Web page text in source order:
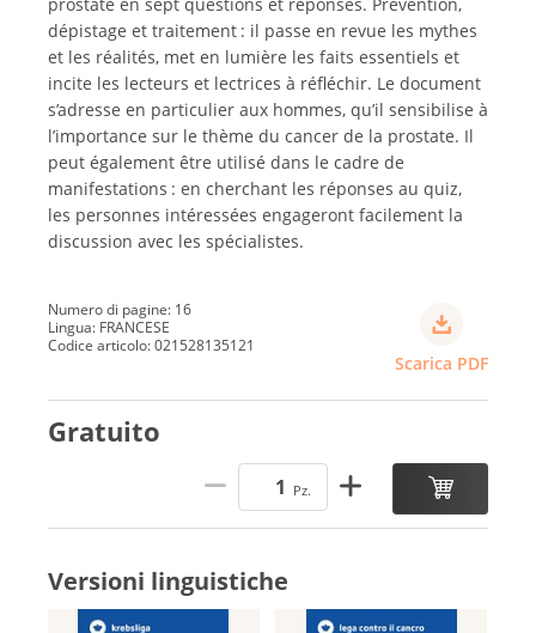
dépistage et traitement : il passe en revue les mythes
et les réalités, met en lumière les faits essentiels et
incite les lecteurs et lectrices à réfléchir. Le document
s’adresse en particulier aux hommes, qu’il sensibilise à
l’importance sur le thème du cancer de la prostate. Il
peut également être utilisé dans le cadre de
manifestations : en cherchant les réponses au quiz,
les personnes intéressées engageront facilement la
discussion avec les spécialistes.
Numero di pagine: 16
Lingua: FRANCESE
Codice articolo: 021528135121
Scarica PDF
Gratuito
Pz.
Versioni linguistiche